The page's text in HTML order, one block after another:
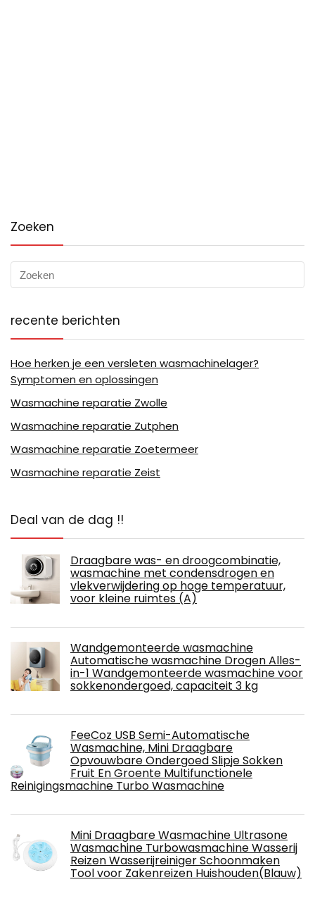
Zoeken
recente berichten
Hoe herken je een versleten wasmachinelager?
Symptomen en oplossingen
Wasmachine reparatie Zwolle
Wasmachine reparatie Zutphen
Wasmachine reparatie Zoetermeer
Wasmachine reparatie Zeist
Deal van de dag !!
Draagbare was- en droogcombinatie,
wasmachine met condensdrogen en
vlekverwijdering op hoge temperatuur,
voor kleine ruimtes (A)
Wandgemonteerde wasmachine
Automatische wasmachine Drogen Alles-
in-1 Wandgemonteerde wasmachine voor
sokkenondergoed, capaciteit 3 kg
FeeCoz USB Semi-Automatische
Wasmachine, Mini Draagbare
Opvouwbare Ondergoed Slipje Sokken
Fruit En Groente Multifunctionele
Reinigingsmachine Turbo Wasmachine
Mini Draagbare Wasmachine Ultrasone
Wasmachine Turbowasmachine Wasserij
Reizen Wasserijreiniger Schoonmaken
Tool voor Zakenreizen Huishouden(Blauw)